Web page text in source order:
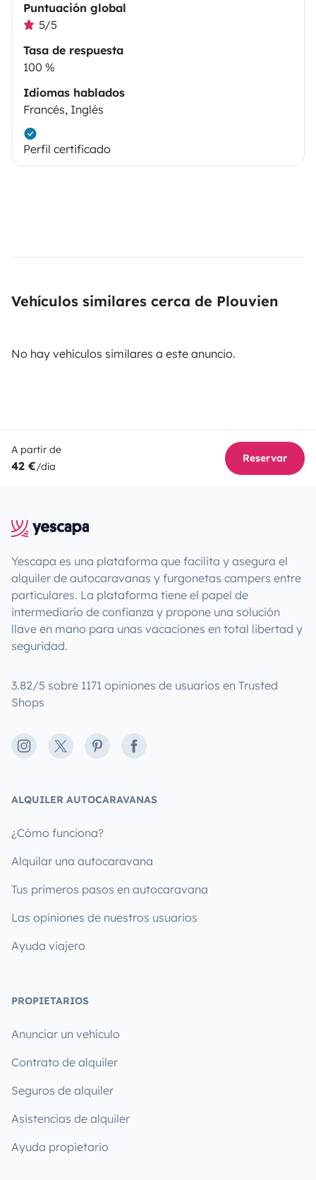
Puntuación global
5/5
Tasa de respuesta
100 %
Idiomas hablados
Francés, Inglés
Perfil certificado
Vehículos similares cerca de Plouvien
No hay vehículos similares a este anuncio.
A partir de
42 €/día
Reservar
Yescapa es una plataforma que facilita y asegura el
alquiler de autocaravanas y furgonetas campers entre
particulares. La plataforma tiene el papel de
intermediario de confianza y propone una solución
llave en mano para unas vacaciones en total libertad y
seguridad.
3.82/5 sobre 1171 opiniones de usuarios en Trusted
Shops
Instagram
X PinterestFacebook
ALQUILER AUTOCARAVANAS
¿Cómo funciona?
Alquilar una autocaravana
Tus primeros pasos en autocaravana
Las opiniones de nuestros usuarios
Ayuda viajero
PROPIETARIOS
Anunciar un vehículo
Contrato de alquiler
Seguros de alquiler
Asistencias de alquiler
Ayuda propietario